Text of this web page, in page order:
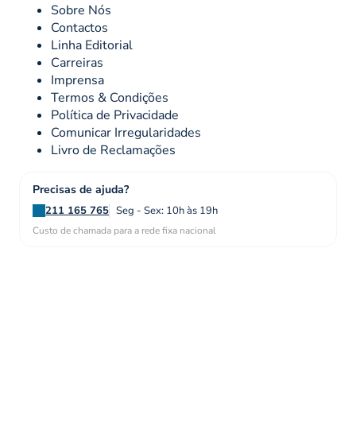
Sobre Nós
Contactos
Linha Editorial
Carreiras
Imprensa
Termos & Condições
Política de Privacidade
Comunicar Irregularidades
Livro de Reclamações
Precisas de ajuda?
211 165 765 Seg - Sex: 10h às 19h
Custo de chamada para a rede fixa nacional